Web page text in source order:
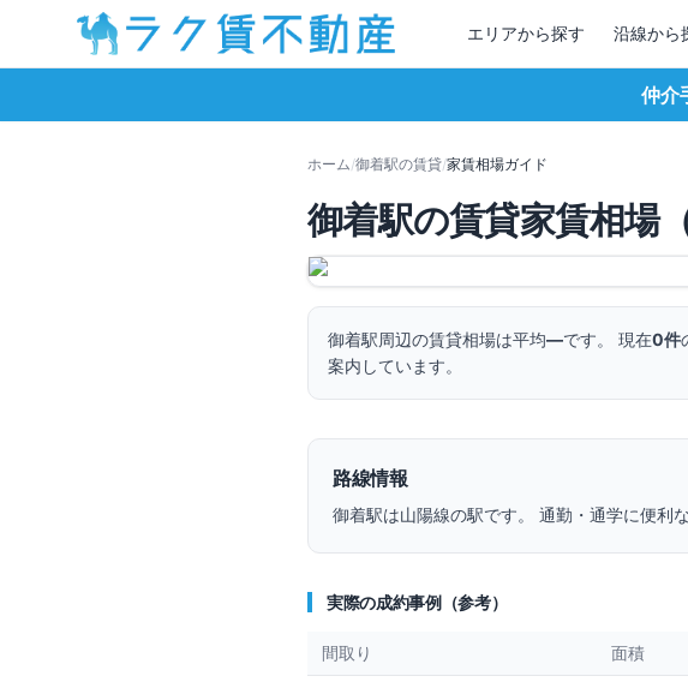
エリアから探す 沿線から
仲介
ホーム/御着駅の賃貸/家賃相場ガイド
御着駅の賃貸家賃相場
御着駅周辺の賃貸相場は平均—です。 現在0件
案内しています。
路線情報
御着駅は山陽線の駅です。 通勤・通学に便利な
実際の成約事例（参考）
間取り 面積